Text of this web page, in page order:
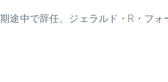
途中で辞任、ジェラルド・R・フォ